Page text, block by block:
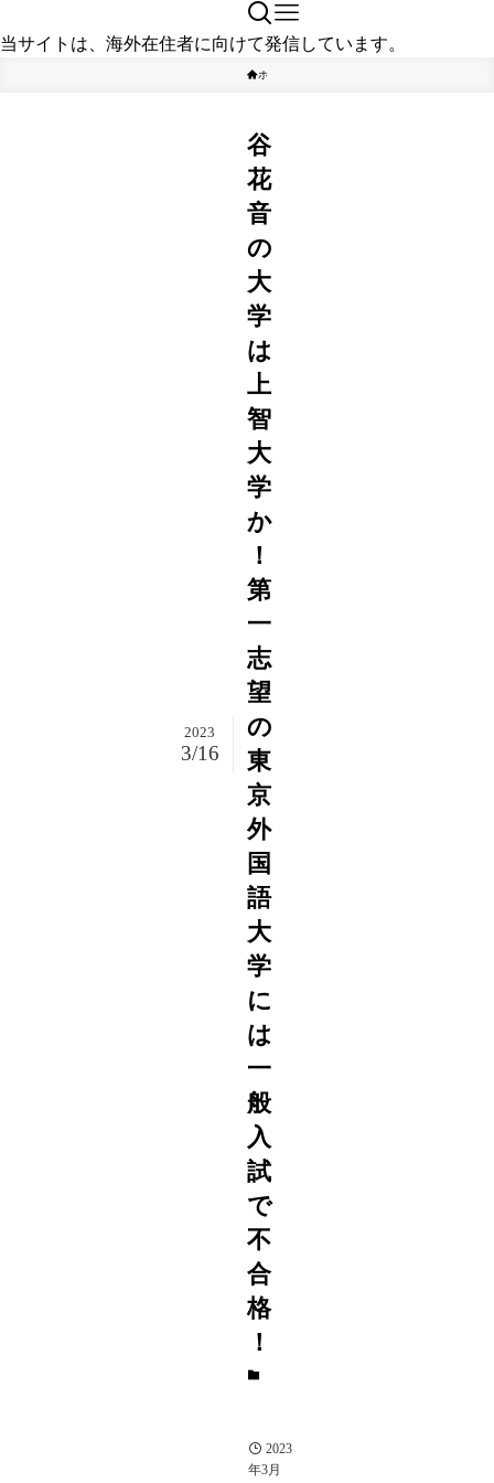
当サイトは、海外在住者に向けて発信しています。
ホーム
谷
花
音
の
大
学
は
上
智
大
学
か
！
第
一
志
望
の
東
京
外
国
語
大
学
に
は
一
般
入
試
で
不
合
格
！
2023
3/16
2023
年3月